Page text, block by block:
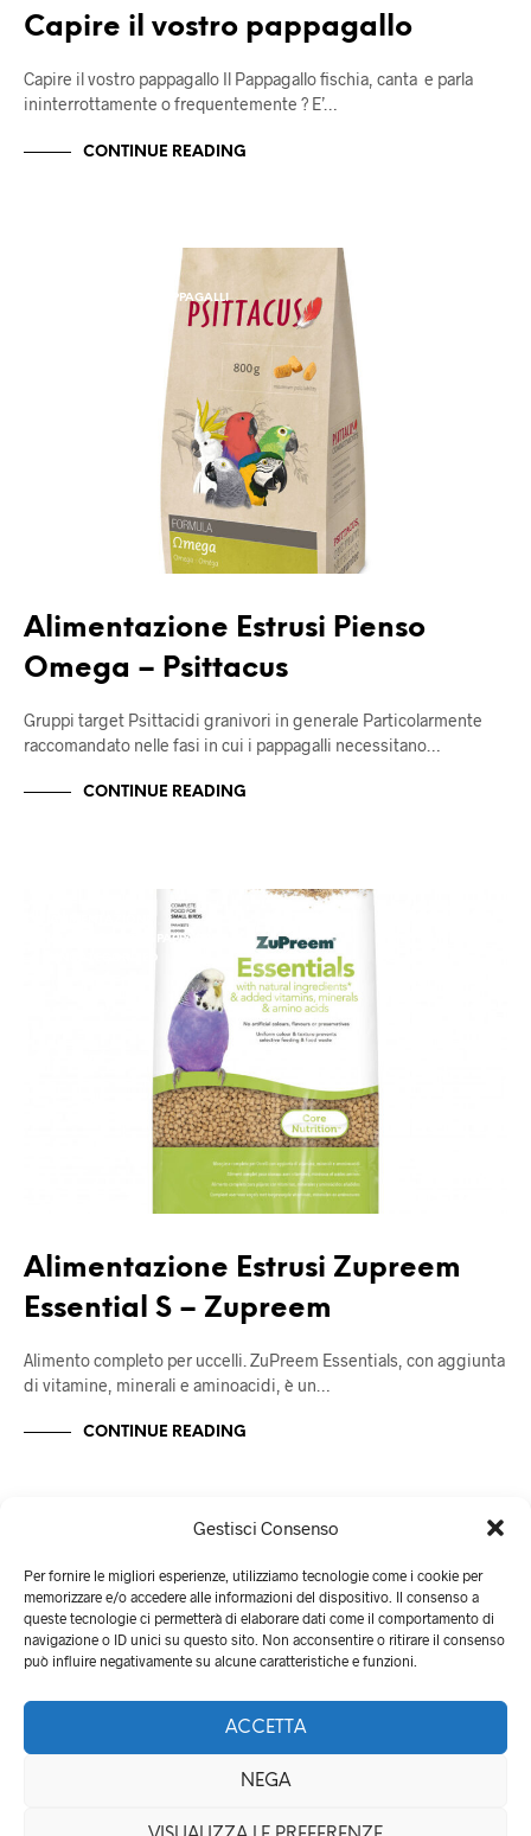
Gestisci Consenso
Per fornire le migliori esperienze, utilizziamo tecnologie come i cookie per
memorizzare e/o accedere alle informazioni del dispositivo. Il consenso a
queste tecnologie ci permetterà di elaborare dati come il comportamento di
navigazione o ID unici su questo sito. Non acconsentire o ritirare il consenso
può influire negativamente su alcune caratteristiche e funzioni.
ACCETTA
NEGA
Capire il vostro pappagallo
Capire il vostro pappagallo Il Pappagallo fischia, canta e parla
ininterrottamente o frequentemente ? E’…
CONTINUE READING
ALIMENTAZIONE PAPPAGALLI
Alimentazione Estrusi Pienso
Omega – Psittacus
Gruppi target Psittacidi granivori in generale Particolarmente
raccomandato nelle fasi in cui i pappagalli necessitano…
CONTINUE READING
ALIMENTAZIONE PAPPAGALLI
UNCATEGORIZED
Alimentazione Estrusi Zupreem
Essential S – Zupreem
Alimento completo per uccelli. ZuPreem Essentials, con aggiunta
di vitamine, minerali e aminoacidi, è un…
CONTINUE READING